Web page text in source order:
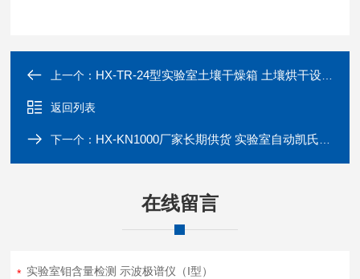
上一个： HX-TR-24型实验室土壤干燥箱 土壤烘干设备
返回列表
下一个： HX-KN1000厂家长期供货 实验室自动凯氏定氮仪
在线留言